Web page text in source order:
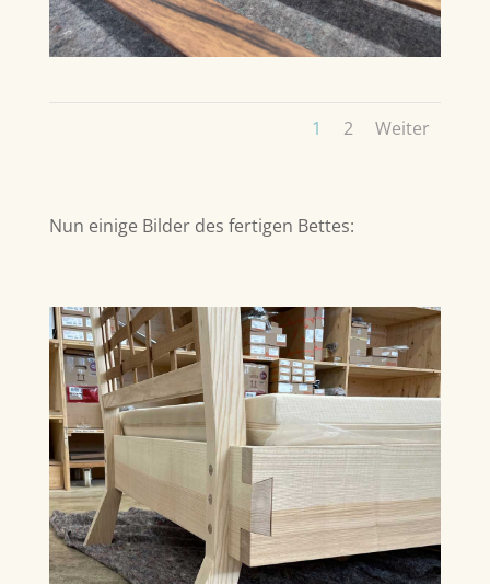
1 2 Weiter
Nun einige Bilder des fertigen Bettes: